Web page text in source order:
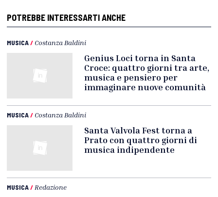
POTREBBE INTERESSARTI ANCHE
MUSICA/ Costanza Baldini
Genius Loci torna in Santa
Croce: quattro giorni tra arte,
musica e pensiero per
immaginare nuove comunità
MUSICA/ Costanza Baldini
Santa Valvola Fest torna a
Prato con quattro giorni di
musica indipendente
MUSICA/ Redazione